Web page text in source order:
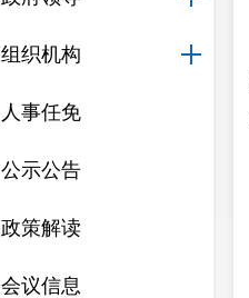
组织机构
人事任免
公示公告
政策解读
会议信息